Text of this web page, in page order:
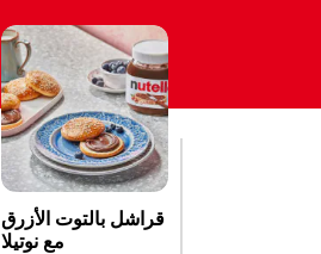
قراشل بالتوت الأزرق
مع نوتيلا